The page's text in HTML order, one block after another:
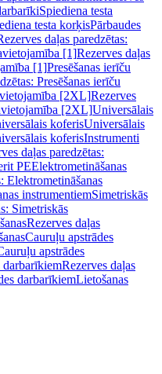
Spiediena testa
testa korķisPārbaudes
daļas paredzētas:
[1]Rezerves daļas
[1]Presēšanas ierīču
Presēšanas ierīču
[2XL]Rezerves
[2XL]Universālais
koferisUniversālais
koferisInstrumenti
daļas paredzētas:
PEElektrometināšanas
Elektrometināšanas
instrumentiemSimetriskās
Simetriskās
Rezerves daļas
Cauruļu apstrādes
apstrādes
darbarīkiemRezerves daļas
darbarīkiemLietošanas